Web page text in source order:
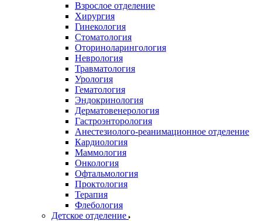
Взрослое отделение
Хирургия
Гинекология
Стоматология
Оториноларингология
Неврология
Травматология
Урология
Гематология
Эндокринология
Дерматовенерология
Гастроэнторология
Анестезиолого-реанимационное отделение
Кардиология
Маммология
Онкология
Офтальмология
Проктология
Терапия
Флебология
Детское отделение